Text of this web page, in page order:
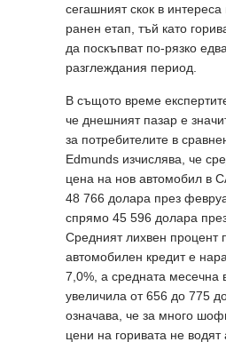
сегашният скок в
ранен етап, тъй като
да поскъпват по-рязко
разглеждания период.
В същото време
че днешният пазар е
за потребителите в
Edmunds изчислява, че
цена на нов автомобил в
48 766 долара през
спрямо 45 596 долара
Средният лихвен процент
автомобилен кредит е
7,0%, а средната месечна
увеличила от 656 до 775
означава, че за много
цени на горивата не